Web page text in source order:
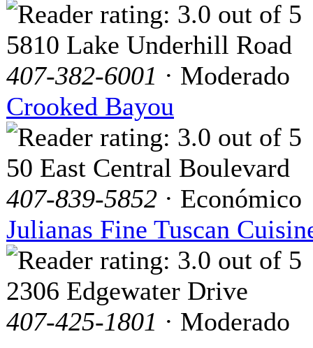
5810 Lake Underhill Road
407-382-6001 · Moderado
Crooked Bayou
50 East Central Boulevard
407-839-5852 · Económico
Julianas Fine Tuscan
2306 Edgewater Drive
407-425-1801 · Moderado